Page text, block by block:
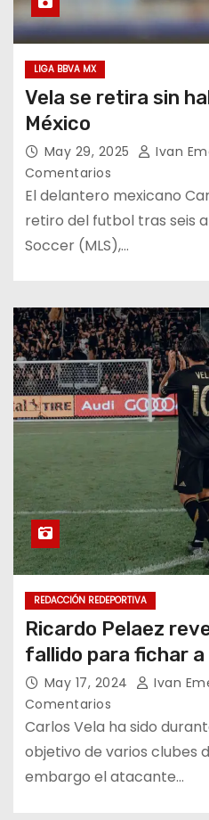
LIGA BBVA MX
Vela se retira sin
México
May 29, 2025 Ivan
Comentarios
El delantero mexicano
retiro del futbol tras seis
Soccer (MLS),…
REDACCIÓN REDEPORTIVA
Ricardo Pelaez
fallido para fichar a
May 17, 2024 Ivan
Comentarios
Carlos Vela ha sido
objetivo de varios clubes
embargo el atacante…